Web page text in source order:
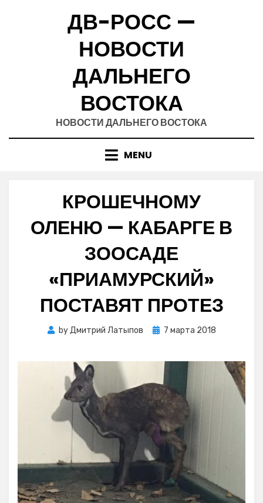
ДВ-РОСС —
НОВОСТИ
ДАЛЬНЕГО
ВОСТОКА
НОВОСТИ ДАЛЬНЕГО ВОСТОКА
MENU
КРОШЕЧНОМУ
ОЛЕНЮ — КАБАРГЕ В
ЗООСАДЕ
«ПРИАМУРСКИЙ»
ПОСТАВЯТ ПРОТЕЗ
byДмитрий Латыпов
Posted
7 марта 2018